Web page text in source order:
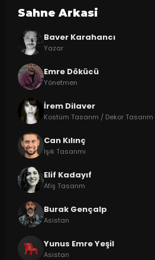
Sahne Arkasi
Baver Karahancı
Yazar
Emre Dökücü
Yönetmen
İrem Dilaver
Kostüm Tasarım / Dekor
Can Kılınç
Işık Tasarımı
Elif Kadayıf
Afiş Tasarım
Burak Gençalp
Asistan
Yunus Emre Yeşil
Asistan